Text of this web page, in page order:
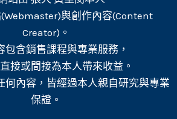
與創作內容(Content
Creator)。
包含銷售課程與專業服務，
接或間接為本人帶來收益。
何內容，皆經過本人親自研究與專業
保證。